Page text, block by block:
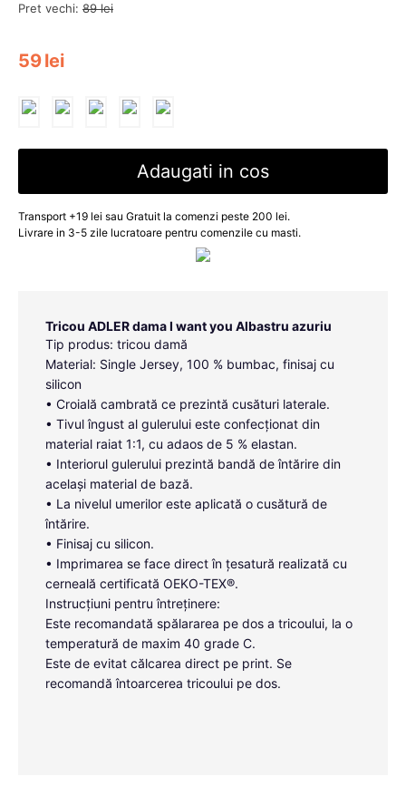
Pret vechi: 89 lei
59lei
Adaugati in cos
Transport +19 lei sau Gratuit la comenzi peste 200 lei.
Livrare in 3-5 zile lucratoare pentru comenzile cu masti.
Tricou ADLER dama I want you Albastru azuriu
Tip produs: tricou damă
Material: Single Jersey, 100 % bumbac, finisaj cu
silicon
• Croială cambrată ce prezintă cusături laterale.
• Tivul îngust al gulerului este confecționat din
material raiat 1:1, cu adaos de 5 % elastan.
• Interiorul gulerului prezintă bandă de întărire din
același material de bază.
• La nivelul umerilor este aplicată o cusătură de
întărire.
• Finisaj cu silicon.
• Imprimarea se face direct în țesatură realizată cu
cerneală certificată OEKO-TEX®.
Instrucțiuni pentru întreținere:
Este recomandată spălararea pe dos a tricoului, la o
temperatură de maxim 40 grade C.
Este de evitat călcarea direct pe print. Se
recomandă întoarcerea tricoului pe dos.